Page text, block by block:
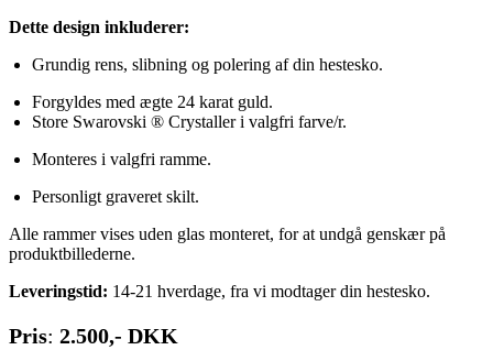
Dette design inkluderer:
Grundig rens, slibning og polering af din hestesko.
Forgyldes med ægte 24 karat guld.
Store Swarovski ® Crystaller i valgfri farve/r.
Monteres i valgfri ramme.
Personligt graveret skilt.
Alle rammer vises uden glas monteret, for at undgå genskær på
produktbillederne.
Leveringstid: 14-21 hverdage, fra vi modtager din hestesko.
Pris: 2.500,- DKK